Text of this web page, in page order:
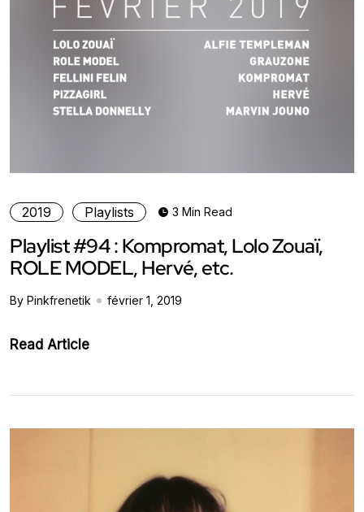
2019 Playlists 3 Min Read
Playlist #94 : Kompromat, Lolo Zouaï,
ROLE MODEL, Hervé, etc.
By Pinkfrenetik février 1, 2019
Read Article